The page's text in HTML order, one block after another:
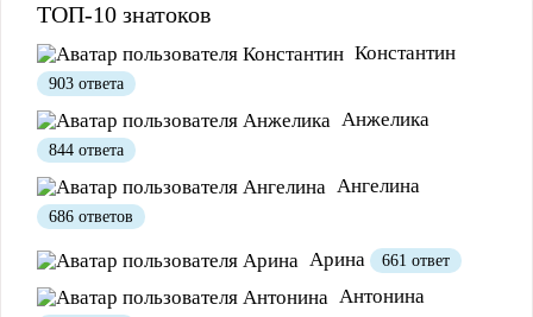
Полезно 1
ТОП-10 знатоков
Константин
903 ответа
Анжелика
844 ответа
Ангелина
686 ответов
Арина 661 ответ
Антонина